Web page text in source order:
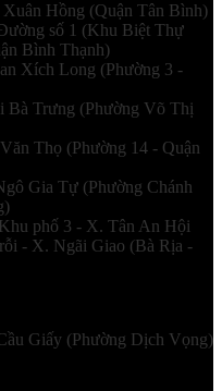
Xuân Hồng (Quận Tân Bình)
số 1 (Khu Biệt Thự
Bình Thạnh)
Xích Long (Phường 3 -
Bà Trưng (Phường Võ Thị
Thọ (Phường 14 - Quận
Gia Tự (Phường Chánh
phố 3 - X. Tân An Hội
- X. Ngãi Giao (Bà Rịa -
Giấy (Phường Dịch Vọng)